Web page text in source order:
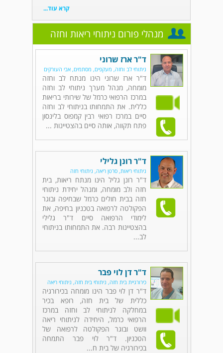
קרא עוד...
מנהלי פורום ניתוחי ריאות וחזה
ד"ר ארז שרוני
ניתוחי לב וחזה, מעקפים, מסתמים, אבי העורקים
ד"ר ארז שרוני הינו מנתח לב וחזה
מומחה, מנהל מערך ניתוחי לב וחזה
במרכז הרפואי כרמל של שירותי בריאות
כללית. את התמחותו בניתוחי לב וחזה
סיים במרכז רפואי רבין קמפוס בלינסון
פתח תקווה, אותה סיים בהצטיינות ...
ד"ר רונן גלילי
ניתוחי ריאות, סרטן ריאה, ניתוחי חזה
ד"ר רונן גליל הינו מנתח ריאות, בית
חזה ולב מומחה, ומנהל יחידת ניתוחי
חזה בבית חולים כרמל שבחיפה ובוגר
הפקולטה לרפואה בטכניון בחיפה, את
לימודי הרפואה סיים ד"ר גלילי
בהצטיינות רבה. את התמחותו בניתוחי
לב...
ד"ר דן לוי פבר
כירורגיית בית חזה, ניתוחי בית חזה, ניתוחי ריאה
ד"ר דן לוי פבר הינו מומחה בכירורגיה
כללית של בית חזה, רופא בכיר
במחלקה לניתוחי לב וחזה במרכז
הרפואי כרמל, היחידה לניתוחי ריאה
וושט ובוגר הפקולטה לרפואה של
הטכניון. ד"ר לוי פבר התמחה
בכירורגיה של בית ח...